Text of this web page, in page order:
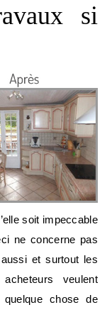
si
soit impeccable
ne concerne pas
et surtout les
veulent
chose de